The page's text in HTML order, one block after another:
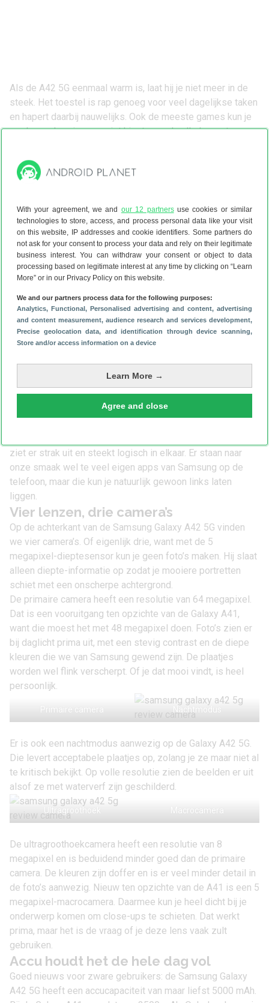
With your agreement, we and our 12 partnersuse cookies or similar
technologies to store, access, and process personal data like your visit
on this website, IP addresses and cookie identifiers. Some partners do
not ask for your consent to process your data and rely on their legitimate
business interest. You can withdraw your consent or object to data
processing based on legitimate interest at any time by clicking on “Learn
More” or in our Privacy Policy on this website.
We and our partners process data for the following purposes:
Analytics, Functional, Personalised advertising and content, advertising
and content measurement, audience research and services development,
Precise geolocation data, and identification through device scanning,
Store and/or access information on a device
Learn More →
Agree and close
Als de A42 5G eenmaal warm is, laat hij je niet meer in de
steek. Het toestel is rap genoeg voor veel dagelijkse taken
en hapert daarbij nauwelijks. Ook de meeste games kun je
spelen, zolang je maar niet kiest voor de allerhoogste
je foto’s en video’s bewaren. Mocht de telefoon toch vol
zitten, dan kun je de opslag overigens uitbreiden met een
met 5G. Leuk en aardig, maar het 5G-netwerk in Nederland
is voorlopigmeer een hype dan een verbetering. Echte
snelheidswinst ten opzichte van 4G is er nog niet. De
ondersteuning voor 5G lijkt ons daarom geen reden om
specifiek voor dit toestel te kiezen.
updates
De Galaxy A42 5G draait opAndroid 10. Het toestel krijgt
waarschijnlijk twee updates en wordt in de toekomst dus
garandeert verder twee jaar lang ieder kwartaal een
beveiligingsupdate om virussen en indringers op afstand te
houden. Die updates mag je dus in ieder geval tot eind
ziet er strak uit en steekt logisch in elkaar. Er staan naar
onze smaak wel te veel eigen apps van Samsung op de
telefoon, maar die kun je natuurlijk gewoon links laten
liggen.
Vier lenzen, drie camera’s
Op de achterkant van de Samsung Galaxy A42 5G vinden
we vier camera’s. Of eigenlijk drie, want met de 5
megapixel-dieptesensor kun je geen foto’s maken. Hij slaat
alleen diepte-informatie op zodat je mooiere portretten
schiet met een onscherpe achtergrond.
De primaire camera heeft een resolutie van 64 megapixel.
Dat is een vooruitgang ten opzichte van de Galaxy A41,
want die moest het met 48 megapixel doen. Foto’s zien er
bij daglicht prima uit, met een stevig contrast en de diepe
kleuren die we van Samsung gewend zijn. De plaatjes
worden wel flink verscherpt. Of je dat mooi vindt, is heel
persoonlijk.
Primaire camera Nachtmodus
Er is ook een nachtmodus aanwezig op de Galaxy A42 5G.
Die levert acceptabele plaatjes op, zolang je ze maar niet al
te kritisch bekijkt. Op volle resolutie zien de beelden er uit
alsof ze met waterverf zijn geschilderd.
Ultragroothoek Macrocamera
De ultragroothoekcamera heeft een resolutie van 8
megapixel en is beduidend minder goed dan de primaire
camera. De kleuren zijn doffer en is er veel minder detail in
de foto’s aanwezig. Nieuw ten opzichte van de A41 is een 5
megapixel-macrocamera. Daarmee kun je heel dicht bij je
onderwerp komen om close-ups te schieten. Dat werkt
prima, maar het is de vraag of je deze lens vaak zult
gebruiken.
Accu houdt het de hele dag vol
Goed nieuws voor zware gebruikers: de Samsung Galaxy
A42 5G heeft een accucapaciteit van maar liefst 5000 mAh.